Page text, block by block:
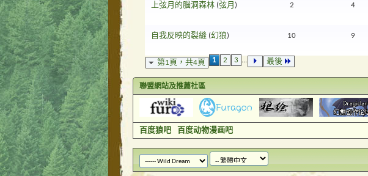
上弦月的腦洞森林 (弦月 ) 2 4
自我反映的裂縫 (幻狼) 10 9
第1頁，共4頁 1 2 3 ... 最後
聯盟網站及推薦社區
百度狼吧 百度动物漫画吧